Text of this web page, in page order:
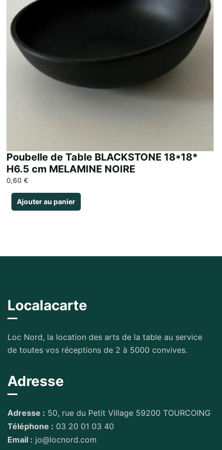
Poubelle de Table BLACKSTONE 18*18*
H6.5 cm MELAMINE NOIRE
0,60 €
Ajouter au panier
Localacarte
Loc Nord, la location des arts de la table au service
de toutes vos réceptions de 2 à 5000 convives.
Adresse
Adresse : 50, rue du Petit Village 59200 TOURCOING
Téléphone : 03 20 01 03 40
Email : jo@locnord.com